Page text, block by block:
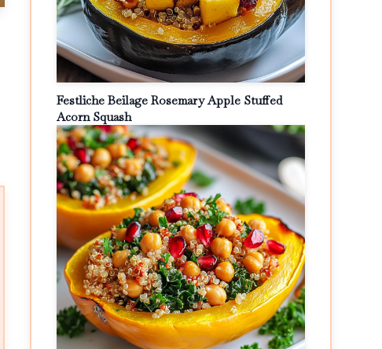
Festliche Beilage Rosemary Apple Stuffed
Acorn Squash